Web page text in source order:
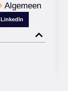
Algemeen
LinkedIn